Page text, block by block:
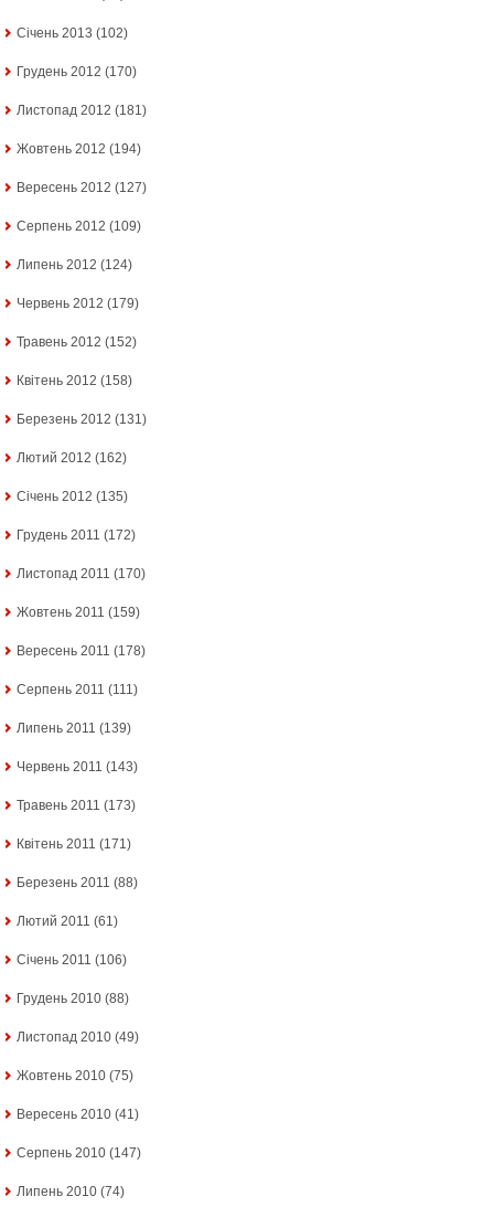
Січень 2013 (102)
Грудень 2012 (170)
Листопад 2012 (181)
Жовтень 2012 (194)
Вересень 2012 (127)
Серпень 2012 (109)
Липень 2012 (124)
Червень 2012 (179)
Травень 2012 (152)
Квітень 2012 (158)
Березень 2012 (131)
Лютий 2012 (162)
Січень 2012 (135)
Грудень 2011 (172)
Листопад 2011 (170)
Жовтень 2011 (159)
Вересень 2011 (178)
Серпень 2011 (111)
Липень 2011 (139)
Червень 2011 (143)
Травень 2011 (173)
Квітень 2011 (171)
Березень 2011 (88)
Лютий 2011 (61)
Січень 2011 (106)
Грудень 2010 (88)
Листопад 2010 (49)
Жовтень 2010 (75)
Вересень 2010 (41)
Серпень 2010 (147)
Липень 2010 (74)